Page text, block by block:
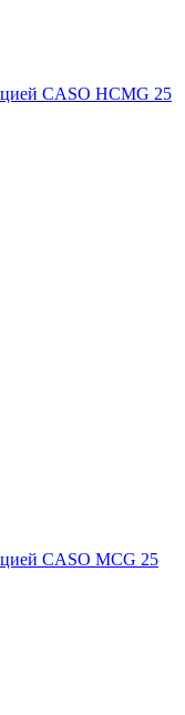
CASO HCMG 25
CASO MCG 25